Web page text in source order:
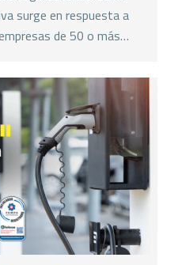
surge en respuesta a
de 50 o más…